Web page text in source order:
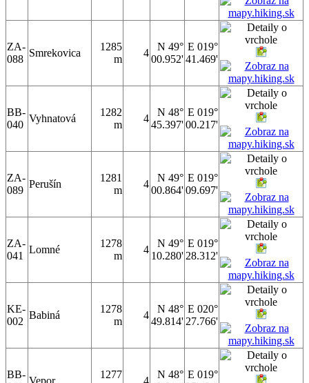
ZA-
088
Smrekovica
1285
m
4
N 49°
00.952'
E 019°
41.469'
BB-
040
Vyhnatová
1282
m
4
N 48°
45.397'
E 019°
00.217'
ZA-
089
Perušín
1281
m
4
N 49°
00.864'
E 019°
09.697'
ZA-
041
Lomné
1278
m
4
N 49°
10.280'
E 019°
28.312'
KE-
002
Babiná
1278
m
4
N 48°
49.814'
E 020°
27.766'
BB-
Vepor
1277
4
N 48° E 019°